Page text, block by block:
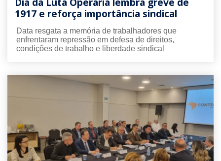
1917 e reforça importância sindical
Data resgata a memória de trabalhadores que
enfrentaram repressão em defesa de direitos,
condições de trabalho e liberdade sindical